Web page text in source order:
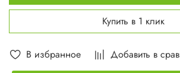
В избранное Добавить в
Купить в 1 клик